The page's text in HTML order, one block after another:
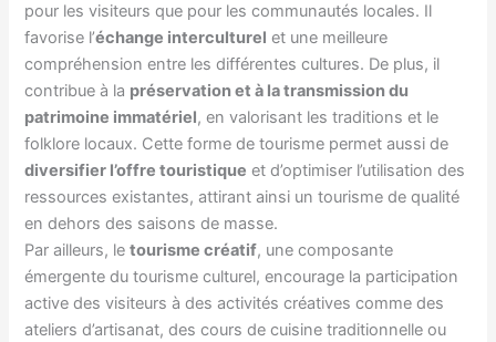
pour les visiteurs que pour les communautés locales. Il
favorise l’échange interculturel et une meilleure
compréhension entre les différentes cultures. De plus, il
contribue à la préservation et à la transmission du
patrimoine immatériel, en valorisant les traditions et le
folklore locaux. Cette forme de tourisme permet aussi de
diversifier l’offre touristique et d’optimiser l’utilisation des
ressources existantes, attirant ainsi un tourisme de qualité
en dehors des saisons de masse.
Par ailleurs, letourisme créatif, une composante
émergente du tourisme culturel, encourage la participation
active des visiteurs à des activités créatives comme des
ateliers d’artisanat, des cours de cuisine traditionnelle ou